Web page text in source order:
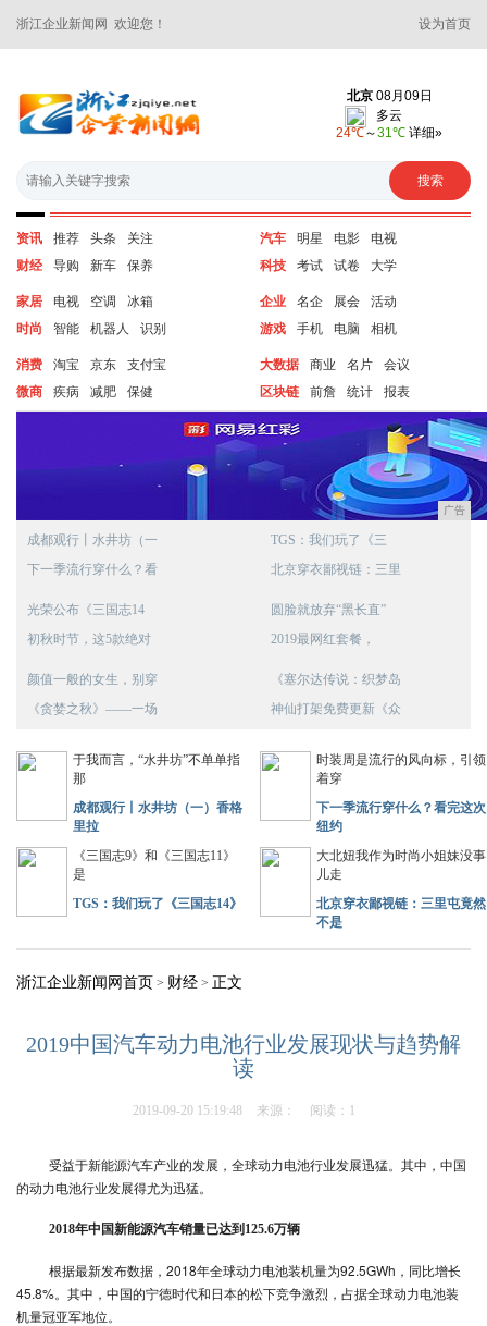
浙江企业新闻网 欢迎您！ 设为首页
资讯 推荐 头条
关注
财经
导购 新车 保养
汽车 明星 电影
电视
科技
考试 试卷 大学
家居 电视 空调
冰箱
时尚
智能 机器人 识别
企业 名企 展会
活动
游戏
手机 电脑 相机
消费 淘宝 京东
支付宝
微商
疾病 减肥 保健
大数据 商业 名片
会议
区块链
前詹 统计 报表
广告
成都观行丨水井坊（一
下一季流行穿什么？看
TGS：我们玩了《三
北京穿衣鄙视链：三里
光荣公布《三国志14
初秋时节，这5款绝对
圆脸就放弃“黑长直”
2019最网红套餐，
颜值一般的女生，别穿
《贪婪之秋》——一场
《塞尔达传说：织梦岛
神仙打架免费更新《众
于我而言，“水井坊”不单单指
那
成都观行丨水井坊（一）香格
里拉
时装周是流行的风向标，引领
着穿
下一季流行穿什么？看完这次
纽约
《三国志9》和《三国志11》
是
TGS：我们玩了《三国志14》
大北妞我作为时尚小姐妹没事
儿走
北京穿衣鄙视链：三里屯竟然
不是
浙江企业新闻网首页 > 财经 > 正文
2019中国汽车动力电池行业发展现状与趋势解
读
2019-09-20 15:19:48 来源： 阅读：1
受益于新能源汽车产业的发展，全球动力电池行业发展迅猛。其中，中国
的动力电池行业发展得尤为迅猛。
2018年中国新能源汽车销量已达到125.6万辆
根据最新发布数据，2018年全球动力电池装机量为92.5GWh，同比增长
45.8%。其中，中国的宁德时代和日本的松下竞争激烈，占据全球动力电池装
机量冠亚军地位。